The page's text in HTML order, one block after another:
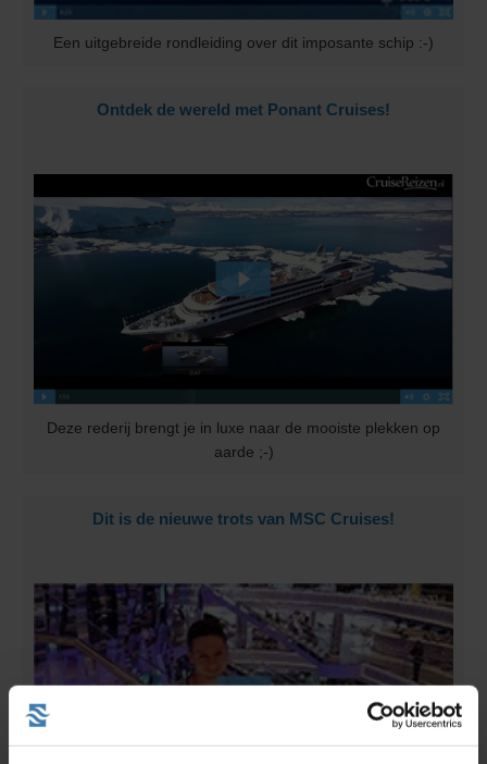
Een uitgebreide rondleiding over dit imposante schip :-)
Ontdek de wereld met Ponant Cruises!
Deze rederij brengt je in luxe naar de mooiste plekken op
aarde ;-)
Dit is de nieuwe trots van MSC Cruises!